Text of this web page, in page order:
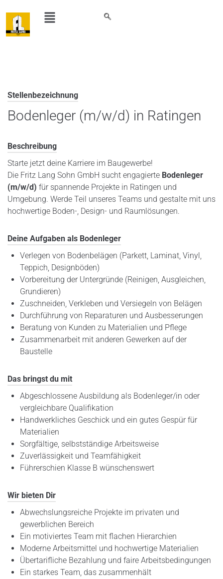
Stellenbezeichnung
Bodenleger (m/w/d) in Ratingen
Beschreibung
Starte jetzt deine Karriere im Baugewerbe!
Die Fritz Lang Sohn GmbH sucht engagierte Bodenleger
(m/w/d) für spannende Projekte in Ratingen und
Umgebung. Werde Teil unseres Teams und gestalte mit uns
hochwertige Boden-, Design- und Raumlösungen.
Deine Aufgaben als Bodenleger
Verlegen von Bodenbelägen (Parkett, Laminat, Vinyl,
Teppich, Designböden)
Vorbereitung der Untergründe (Reinigen, Ausgleichen,
Grundieren)
Zuschneiden, Verkleben und Versiegeln von Belägen
Durchführung von Reparaturen und Ausbesserungen
Beratung von Kunden zu Materialien und Pflege
Zusammenarbeit mit anderen Gewerken auf der
Baustelle
Das bringst du mit
Abgeschlossene Ausbildung als Bodenleger/in oder
vergleichbare Qualifikation
Handwerkliches Geschick und ein gutes Gespür für
Materialien
Sorgfältige, selbstständige Arbeitsweise
Zuverlässigkeit und Teamfähigkeit
Führerschien Klasse B wünschenswert
Wir bieten Dir
Abwechslungsreiche Projekte im privaten und
gewerblichen Bereich
Ein motiviertes Team mit flachen Hierarchien
Moderne Arbeitsmittel und hochwertige Materialien
Übertarifliche Bezahlung und faire Arbeitsbedingungen
Ein starkes Team, das zusammenhält